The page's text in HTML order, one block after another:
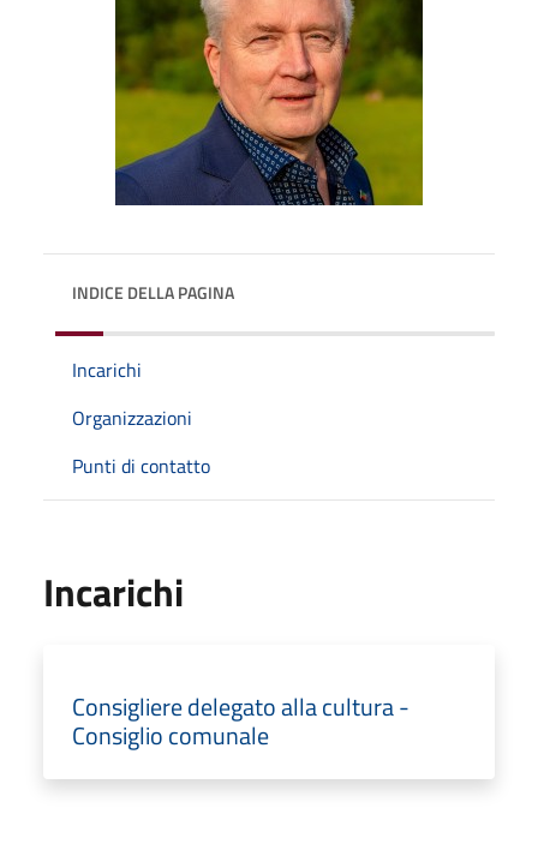
INDICE DELLA PAGINA
Incarichi
Organizzazioni
Punti di contatto
Incarichi
Consigliere delegato alla cultura -
Consiglio comunale